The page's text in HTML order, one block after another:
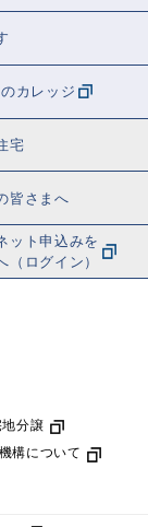
カレッジ
宅
皆さまへ
ット申込みを
（ログイン）
分譲
構について